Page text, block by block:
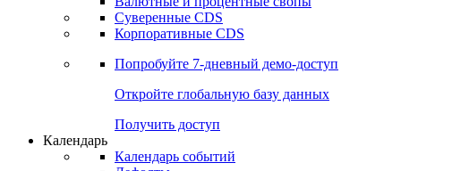
Получить доступ
Деривативы
Поиск деривативов
Валютные и процентные свопы
Суверенные CDS
Корпоративные CDS
Попробуйте7-дневный
Откройте глобальную базу данных